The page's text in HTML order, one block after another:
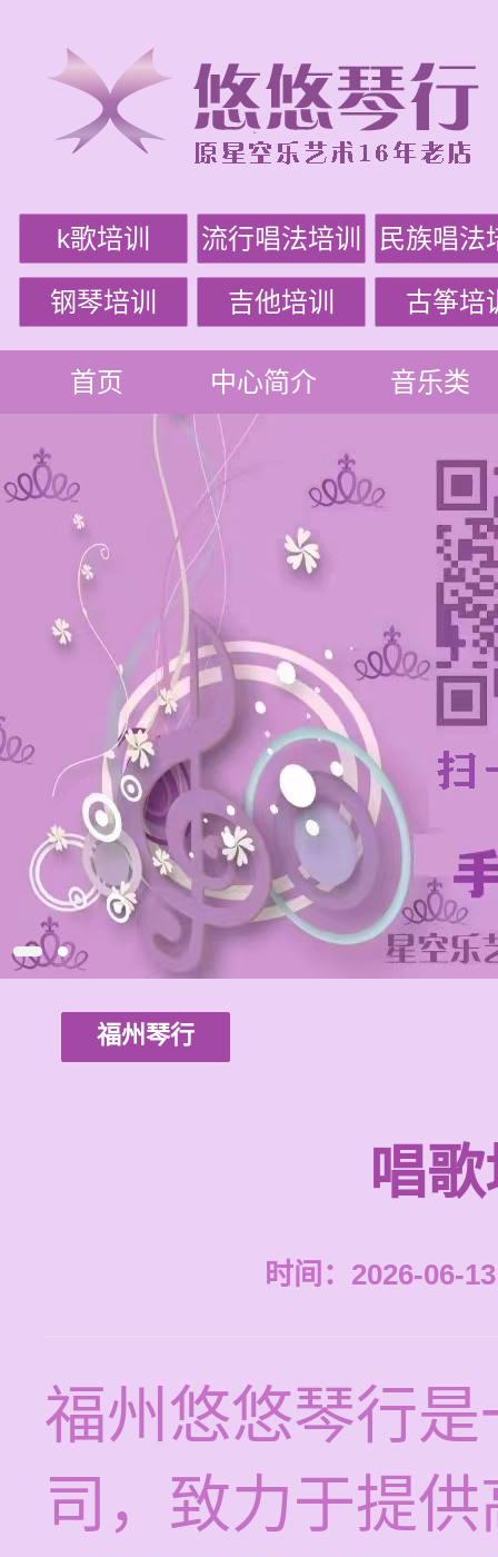
k歌培训 流行唱法培训 民族唱法
钢琴培训 吉他培训 古筝培
首页 中心简介 音乐类
福州琴行
唱
时间：2026-06-
福州悠悠琴行
司，致力于提